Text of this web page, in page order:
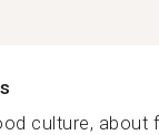
culture, about